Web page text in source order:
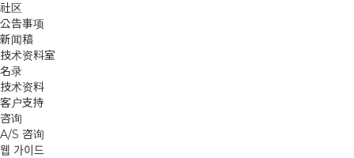
社区
公告事项
新闻稿
技术资料室
名录
技术资料
客户支持
咨询
A/S 咨询
웹 가이드